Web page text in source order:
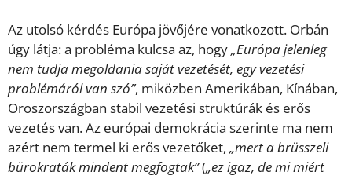
Az utolsó kérdés Európa jövőjére vonatkozott. Orbán
úgy látja: a probléma kulcsa az, hogy„Európa jelenleg
nem tudja megoldania saját vezetését, egy vezetési
problémáról van szó”, miközben Amerikában, Kínában,
Oroszországban stabil vezetési struktúrák és erős
vezetés van. Az európai demokrácia szerinte ma nem
azért nem termel ki erős vezetőket, „mert a brüsszeli
bürokraták mindent megfogtak”(„ez igaz, de mi miért